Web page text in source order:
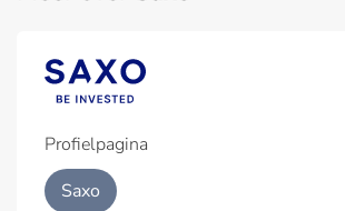
Profielpagina
Saxo